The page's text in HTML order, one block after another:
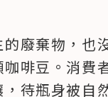
廢棄物，也
啡豆。消費
待瓶身被自